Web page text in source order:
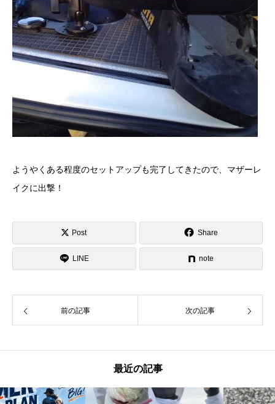
ようやくある程度のセットアップも完了してきたので、マザーレ
イクに出撃！
Post Share
LINE note
前の記事 次の記事
最近の記事